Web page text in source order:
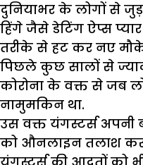
दुनियाभर के लोगों से
हिंगे जैसे डेटिंग ऐप्स
तरीके से हट कर नए
पिछले कुछ सालों से
कोरोना के वक्त से जब
नामुमकिन था.
उस वक्त यंगस्टर्स अपनी
को औनलाइन तलाश कर